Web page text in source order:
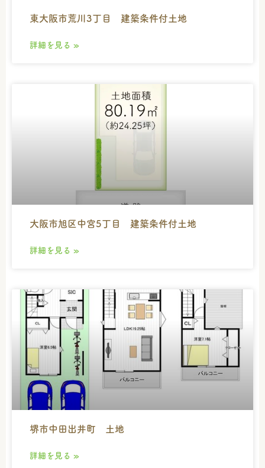
東大阪市荒川3丁目 建築条件付土地
詳細を見る »
大阪市旭区中宮5丁目 建築条件付土地
詳細を見る »
堺市中田出井町 土地
詳細を見る »